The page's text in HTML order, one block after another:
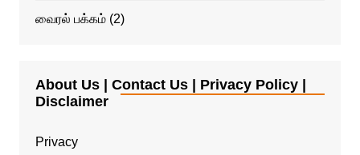
வைரல் பக்கம்(2)
About Us | Contact Us | Privacy Policy |
Disclaimer
Privacy